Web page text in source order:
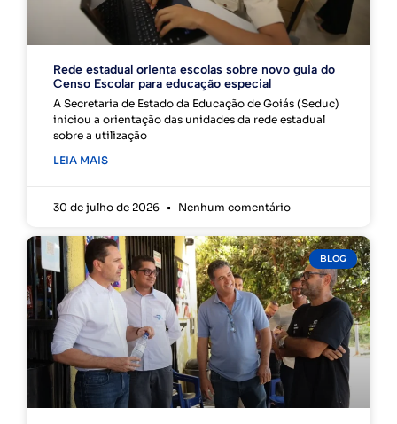
Rede estadual orienta escolas sobre novo guia do
Censo Escolar para educação especial
A Secretaria de Estado da Educação de Goiás (Seduc)
iniciou a orientação das unidades da rede estadual
sobre a utilização
LEIA MAIS
30 de julho de 2026 Nenhum comentário
BLOG